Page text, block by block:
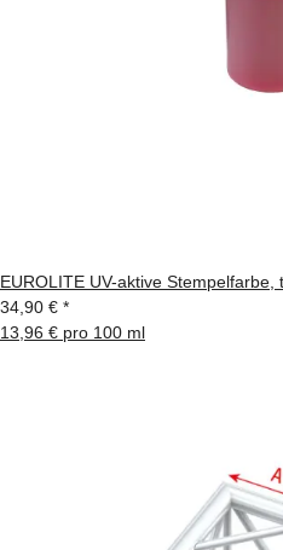
EUROLITE UV-aktive
34,90 € *
13,96 € pro 100 ml